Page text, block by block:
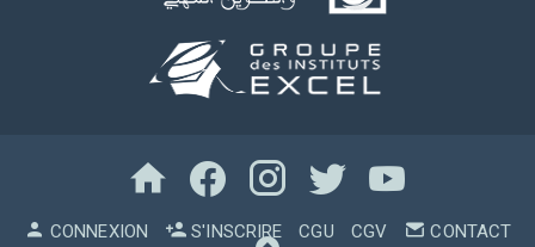
CONNEXION S'INSCRIRE CGU CGV CONTACT